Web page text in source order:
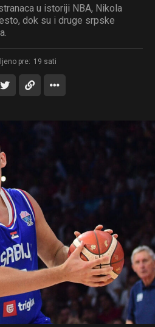
u istoriji NBA, Nikola
dok su i druge srpske
pre: 19 sati